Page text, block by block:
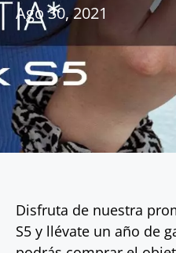
Ago 30, 2021
Disfruta de nuestra
S5 y llévate un año de